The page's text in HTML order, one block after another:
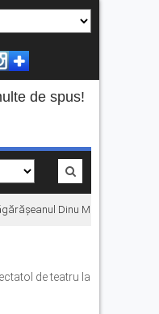
Dinu Mititeanu, se
de teatru la